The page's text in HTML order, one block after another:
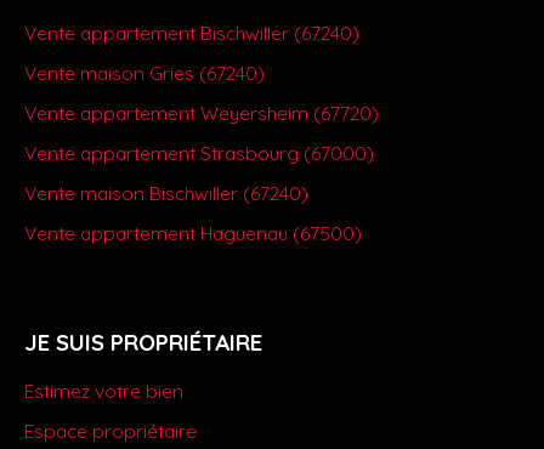
Vente appartement Bischwiller (67240)
Vente maison Gries (67240)
Vente appartement Weyersheim (67720)
Vente appartement Strasbourg (67000)
Vente maison Bischwiller (67240)
Vente appartement Haguenau (67500)
JE SUIS PROPRIÉTAIRE
Estimez votre bien
Espace propriétaire